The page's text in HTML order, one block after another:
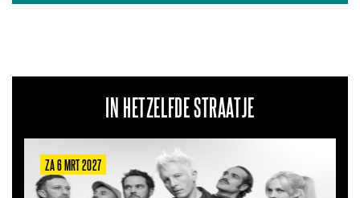
IN HETZELFDE STRAATJE
ZA 22 AUG 2026